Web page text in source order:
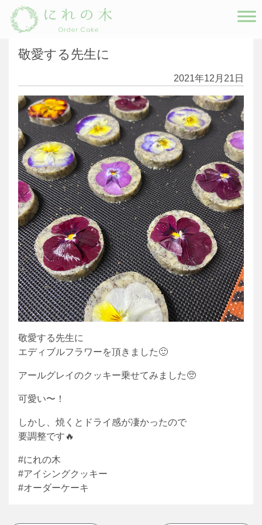
Main Navigation
敬愛する先生に
2021年12月21日
敬愛する先生に
エディブルフラワーを頂きました🙂
アールグレイのクッキー乗せてみました🥺
可愛い〜！
しかし、焼くとドライ感が凄かったので
要調整です🔥
#にれの木
#アイシングクッキー
#オーダーケーキ